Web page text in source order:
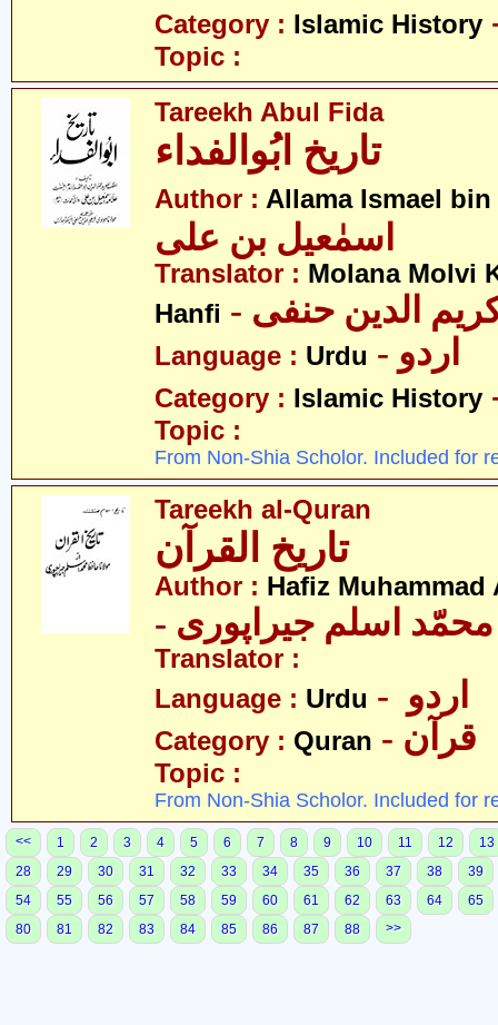
Category : Islamic History
Topic :
Tareekh Abul Fida
تاریخ ابُوالفداء
Author : Allama Ismael
اسمٰعیل بن علی
Translator : Molana Molvi
Hanfi
کریم الدین حنفی
Language : Urdu - اردو
Category : Islamic History
Topic :
From Non-Shia Scholor. Included for
Tareekh al-Quran
تاریخ القرآن
Author : Hafiz
محمّد اسلم جیراپوری
Translator :
Language : Urdu
Category : Quran - قرآن
Topic :
From Non-Shia Scholor. Included for
<< 1 2 3 4 5 6 7 8 9 10 11 12
13
28
29 30 31 32 33 34 35 36 37 38
39
54
55 56 57 58 59 60 61 62 63 64
65
80
81 82 83 84 85 86 87 88 >>